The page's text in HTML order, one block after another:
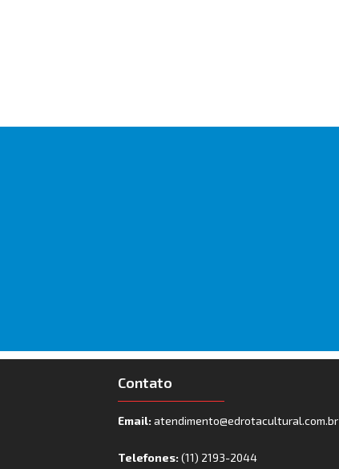
Contato
Email:atendimento@edrotacultural.com.br
Telefones:(11) 2193-2044